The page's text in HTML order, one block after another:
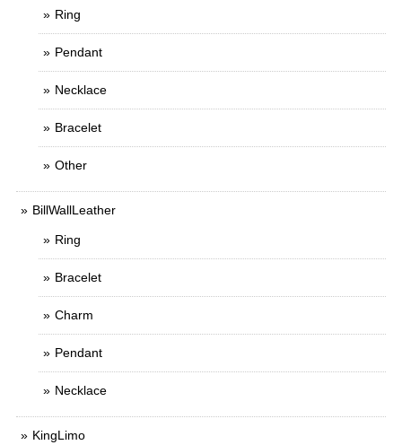
Ring
Pendant
Necklace
Bracelet
Other
BillWallLeather
Ring
Bracelet
Charm
Pendant
Necklace
KingLimo